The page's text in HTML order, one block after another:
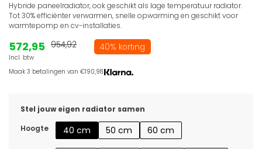
Hybride paneelradiator, ook geschikt als lage temperatuur radiator.
Tot 30% efficiënter verwarmen, snelle opwarming en geschikt voor
warmtepomp en cv-installaties.
572,95
Incl. btw
954,92 40% korting
Maak 3 betalingen van €190,98.
Stel jouw eigen radiator samen
Hoogte
40 cm 50 cm 60 cm